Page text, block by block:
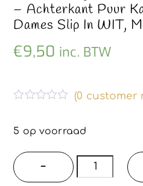
– Achterkant Puur
Dames Slip In WIT,
€9,50 inc. BTW
w
r
d
e
(0 customer
5 op voorraad
−
2
stuks